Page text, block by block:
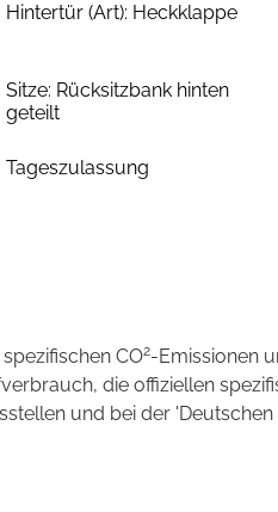
Hintertür (Art): Heckklappe
Sitze: Rücksitzbank hinten
geteilt
Tageszulassung
CO2-Emissionen
die offiziellen
und bei der